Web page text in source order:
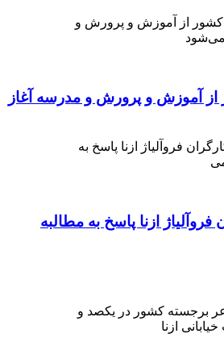
آموزش و پرورش و مدرسه آغاز
ازنا پاسخ به مطالبه